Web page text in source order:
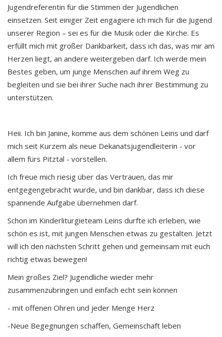
Jugendreferentin für die Stimmen der Jugendlichen
einsetzen. Seit einiger Zeit engagiere ich mich für die Jugend
unserer Region – sei es für die Musik oder die Kirche. Es
erfüllt mich mit großer Dankbarkeit, dass ich das, was mir am
Herzen liegt, an andere weitergeben darf. Ich werde mein
Bestes geben, um junge Menschen auf ihrem Weg zu
begleiten und sie bei ihrer Suche nach ihrer Bestimmung zu
unterstützen.
Heii. Ich bin Janine, komme aus dem schönen Leins und darf
mich seit Kurzem als neue Dekanatsjugendleiterin - vor
allem fürs Pitztal - vorstellen.
Ich freue mich riesig über das Vertrauen, das mir
entgegengebracht wurde, und bin dankbar, dass ich diese
spannende Aufgabe übernehmen darf.
Schon im Kinderliturgieteam Leins durfte ich erleben, wie
schön es ist, mit jungen Menschen etwas zu gestalten. Jetzt
will ich den nächsten Schritt gehen und gemeinsam mit euch
richtig etwas bewegen!
Mein großes Ziel? Jugendliche wieder mehr
zusammenzubringen und einfach echt sein können
- mit offenen Ohren und jeder Menge Herz
-Neue Begegnungen schaffen, Gemeinschaft leben